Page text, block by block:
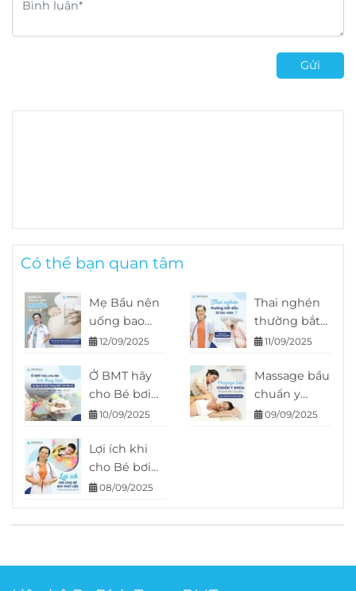
Gửi
Có thể bạn quan tâm
Mẹ Bầu nên
uống bao
nhiêu nước
12/09/2025
Thai nghén
thường bắt
đầu từ lúc
11/09/2025
Ở BMT hãy
cho Bé bơi
thuỷ liệu tại
Trang BMT
nhé Mẹ ơi!
10/09/2025
Massage bầu
chuẩn y
khoa tại Spa
09/09/2025
Lợi ích khi
cho Bé bơi
thuỷ liệu mà
không ngờ
08/09/2025